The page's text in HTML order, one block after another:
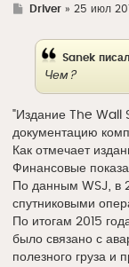
Driver» 25 июл
Sanek
Чем?
"Издание The Wall
документацию
Как отмечает
Финансовые
По данным WSJ, в
спутниковыми
По итогам 2015
было связано с
полезного груза и